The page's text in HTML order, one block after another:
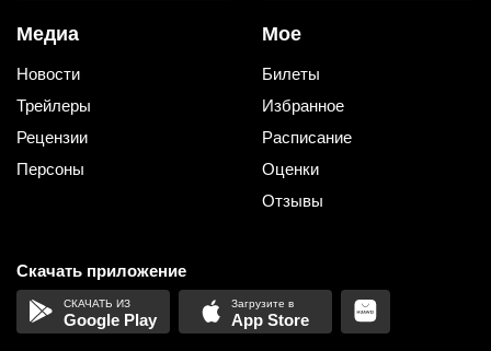
Медиа
Новости
Трейлеры
Рецензии
Персоны
Мое
Билеты
Избранное
Расписание
Оценки
Отзывы
Скачать приложение
Google Play App Store